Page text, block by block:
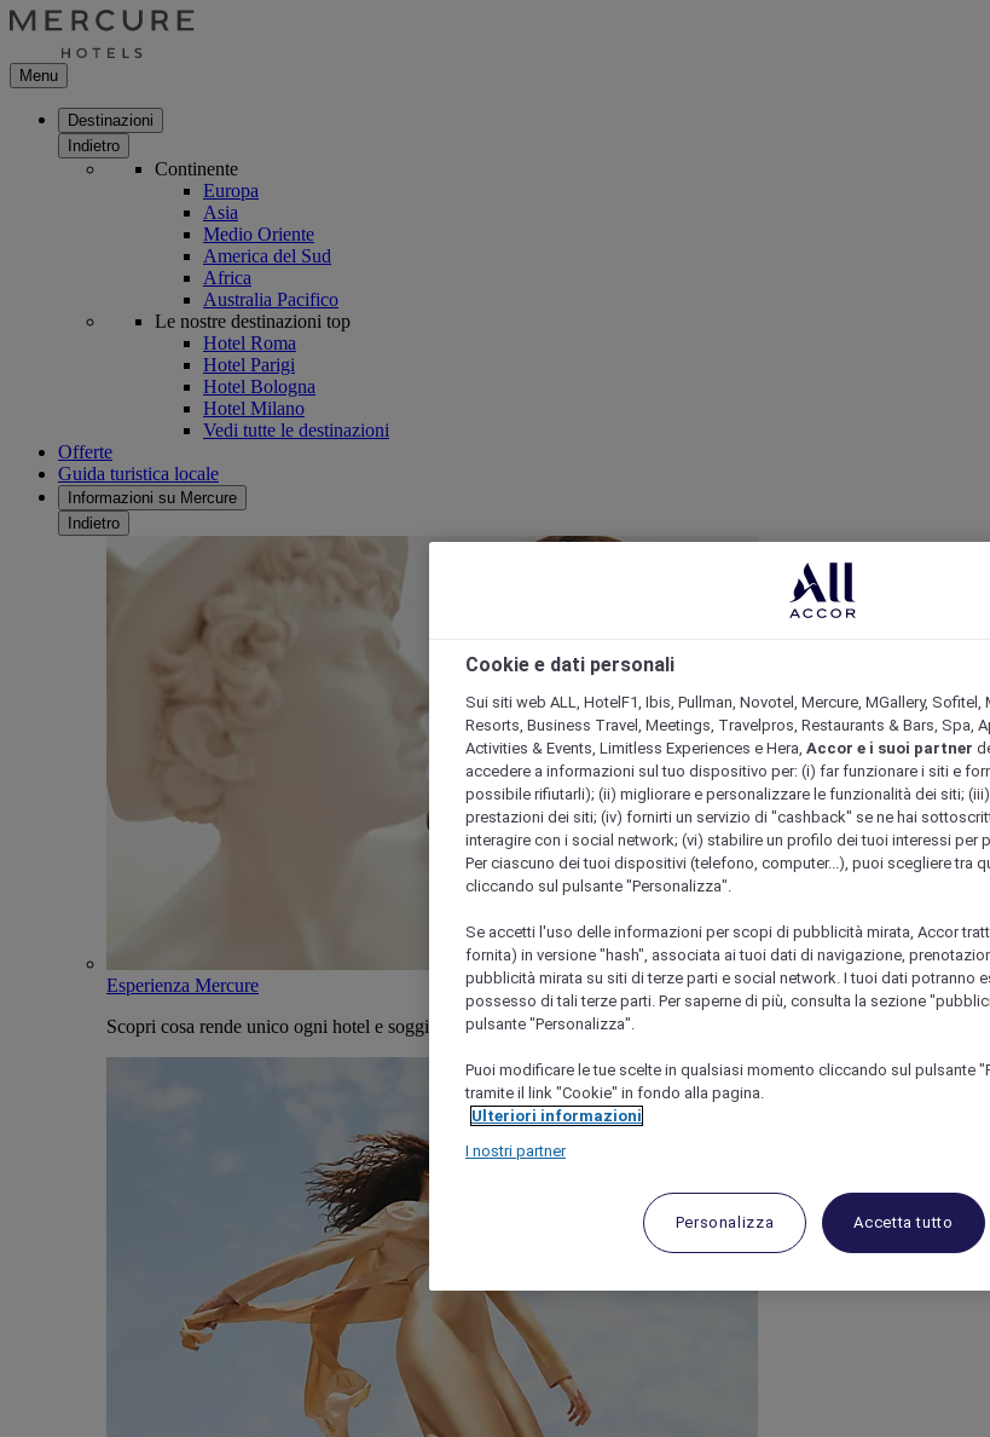
Menu
Destinazioni
Indietro
Continente
Europa
Asia
Medio Oriente
America del Sud
Africa
Australia Pacifico
Le nostre destinazioni top
Hotel Roma
Hotel Parigi
Hotel Bologna
Hotel Milano
Vedi tutte le destinazioni
Offerte
Guida turistica locale
Informazioni su Mercure
Indietro
Esperienza Mercure
Scopri cosa rende unico ogni hotel e soggiorno Mercure
Cookie e dati personali
Sui siti web ALL, HotelF1, Ibis, Pullman, Novotel, Mercure, MGallery, Sofitel,
Resorts, Business Travel, Meetings, Travelpros, Restaurants & Bars, Spa,
Activities & Events, Limitless Experiences e Hera, Accor e i suoi partner
accedere a informazioni sul tuo dispositivo per: (i) far funzionare i siti e
possibile rifiutarli); (ii) migliorare e personalizzare le funzionalità dei siti;
prestazioni dei siti; (iv) fornirti un servizio di "cashback" se ne hai
interagire con i social network; (vi) stabilire un profilo dei tuoi interessi per
Per ciascuno dei tuoi dispositivi (telefono, computer...), puoi scegliere tra
cliccando sul pulsante "Personalizza".
Se accetti l'uso delle informazioni per scopi di pubblicità mirata, Accor
fornita) in versione "hash", associata ai tuoi dati di navigazione,
pubblicità mirata su siti di terze parti e social network. I tuoi dati potranno
possesso di tali terze parti. Per saperne di più, consulta la sezione
pulsante "Personalizza".
Puoi modificare le tue scelte in qualsiasi momento cliccando sul pulsante
tramite il link "Cookie" in fondo alla pagina.
Ulteriori informazioni
I nostri partner
Personalizza Accetta tutto